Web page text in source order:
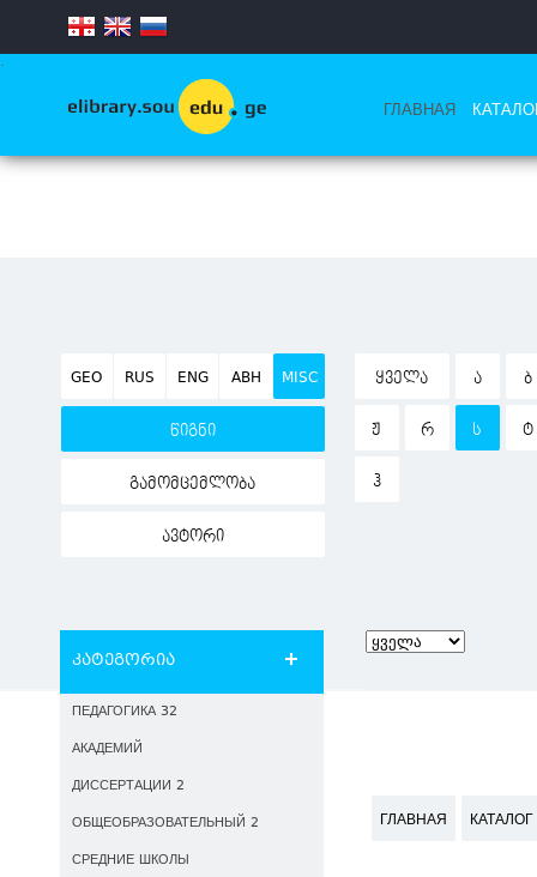
.
ГЛАВНАЯ
GEO RUS ENG ABH MISC
წიგნი
გამომცემლობა
ავტორი
ᲧᲕᲔᲚᲐ Ა Ბ
Ჟ Რ Ს Ტ
Ჰ
კატეგორია
ПЕДАГОГИКА 32
АКАДЕМИЙ
ДИССЕРТАЦИИ 2
ОБЩЕОБРАЗОВАТЕЛЬНЫЙ 2
СРЕДНИЕ ШКОЛЫ
ГЛАВНАЯ